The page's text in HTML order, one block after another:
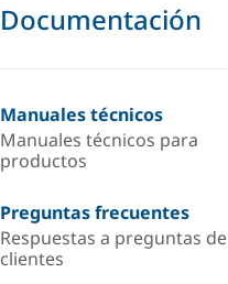
Documentación
Manuales técnicos
Manuales técnicos para
productos
Preguntas frecuentes
Respuestas a preguntas de
clientes